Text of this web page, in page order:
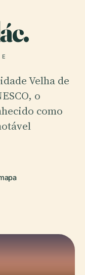
Velha de
o
como